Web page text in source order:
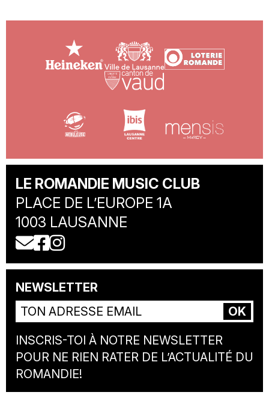
LE ROMANDIE MUSIC CLUB
PLACE DE L’EUROPE 1A
1003 LAUSANNE
nous écrire un e-mail
notre page facebook
notre page instagram
NEWSLETTER
INSCRIS-TOI À NOTRE NEWSLETTER
POUR NE RIEN RATER DE L’ACTUALITÉ DU
ROMANDIE!